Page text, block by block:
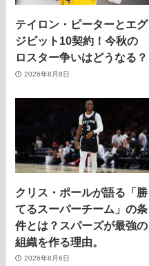
テイロン・ピーターとエグ
ジビット10契約！今秋の
ロスター争いはどうなる？
2026年8月8日
クリス・ポールが語る「勝
てるスーパーチーム」の条
件とは？スパーズが最強の
組織を作る理由。
2026年8月6日